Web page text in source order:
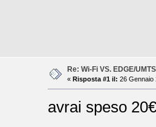
Re: Wi-Fi VS. EDGE/
« Risposta #1 il: 26 Gennaio
avrai speso